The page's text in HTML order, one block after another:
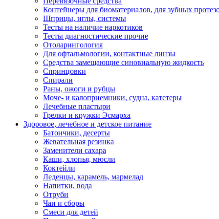
Контейнеры для биоматериалов, для зубных
Шприцы, иглы, системы
Тесты на наличие наркотиков
Тесты диагностические прочие
Отоларингология
Для офтальмологии, контактные линзы
Средства замещающие синовиальную жидкость
Спринцовки
Спирали
Раны, ожоги и рубцы
Моче- и калоприемники, судна, катетеры
Лечебные пластыри
Грелки и кружки Эсмарха
Здоровое, лечебное и детское питание
Батончики, десерты
Жевательная резинка
Заменители сахара
Каши, хлопья, мюсли
Коктейли
Леденцы, карамель, мармелад
Напитки, вода
Отруби
Чаи и сборы
Смеси для детей